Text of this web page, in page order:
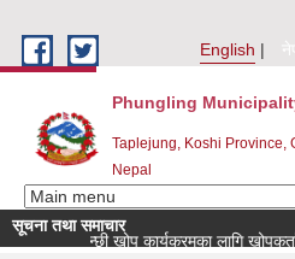
English
Phungling
Taplejung, Koshi Province,
Nepal
सूचना तथा समाचार
पशुपन्छी खोप कार्यक्रमका लागि खोपकर्ता